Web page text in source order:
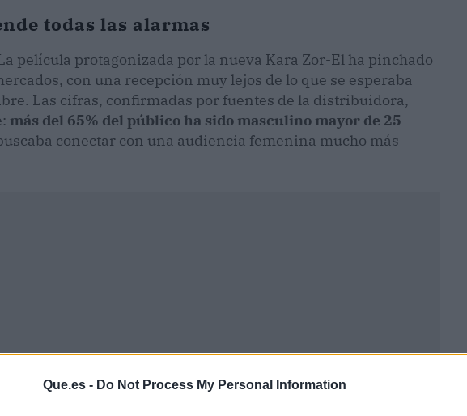
Que.es - Do Not Process My Personal Information
todas las alarmas
película protagonizada por la nueva Kara Zor-El ha pinchado
con una recepción muy lejos de lo que se esperaba
Las cifras, confirmadas por fuentes de la distribuidora,
más del 65% del público ha sido masculino mayor de 25
conectar con una audiencia femenina mucho más